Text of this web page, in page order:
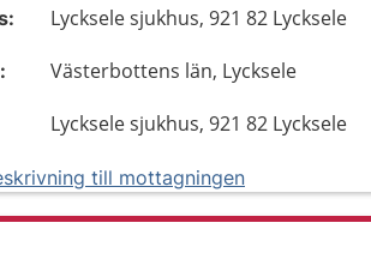
Lycksele sjukhus, 921 82 Lycksele
Västerbottens län, Lycksele
Lycksele sjukhus, 921 82 Lycksele
till mottagningen